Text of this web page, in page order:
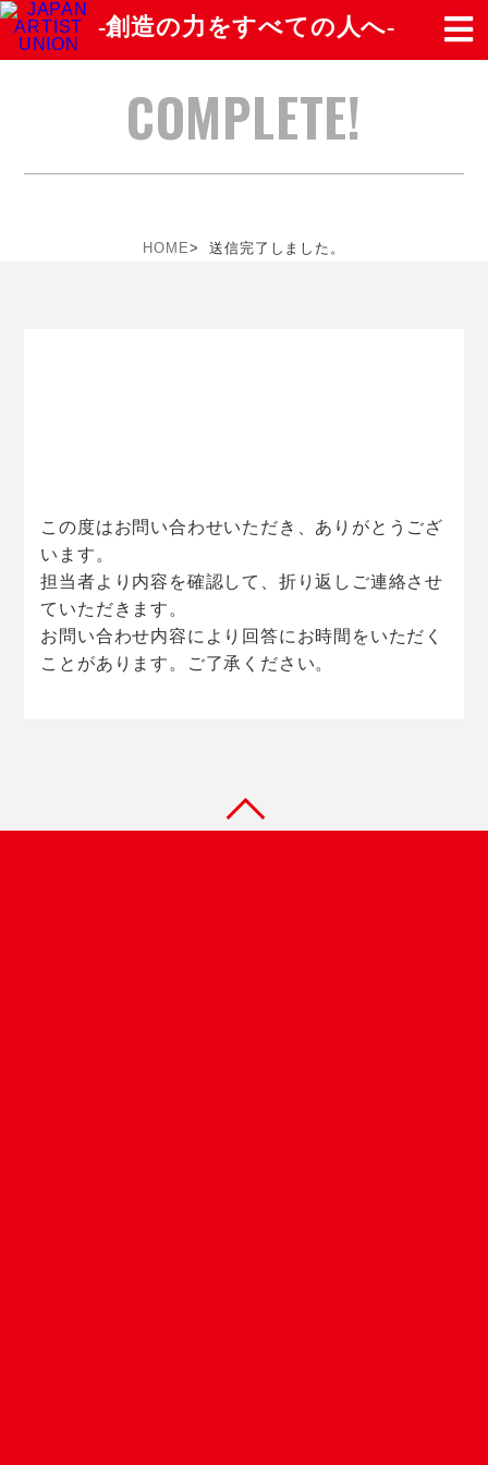
-創造の力をすべての人へ-
COMPLETE!
HOME> 送信完了しました。
この度はお問い合わせいただき、ありがとうござ
います。
担当者より内容を確認して、折り返しご連絡させ
ていただきます。
お問い合わせ内容により回答にお時間をいただく
ことがあります。ご了承ください。